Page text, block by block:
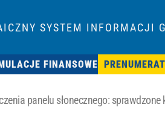
SYSTEM INFORMACJI
FINANSOWE
panelu słonecznego: